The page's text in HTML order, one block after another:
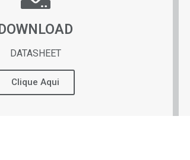
DOWNLOAD
DATASHEET
Clique Aqui